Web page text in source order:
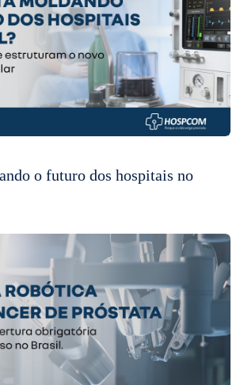
o futuro dos hospitais no